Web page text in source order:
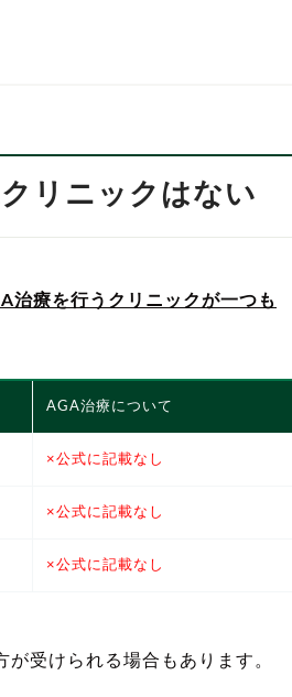
リニックはない
治療を行うクリニックが一つも
AGA治療について
×公式に記載なし
×公式に記載なし
×公式に記載なし
受けられる場合もあります。